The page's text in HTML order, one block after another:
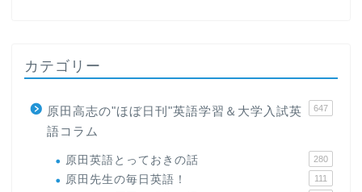
カテゴリー
原田高志の"ほぼ日刊"英語学習＆大学入試英
語コラム
647
原田英語とっておきの話 280
原田先生の毎日英語！ 111